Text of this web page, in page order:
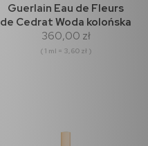
Guerlain Eau de Fleurs
de Cedrat Woda kolońska
100ml
360,00 zł
( 1 ml = 3,60 zł )